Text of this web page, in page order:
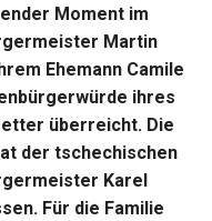
Moment im
Martin
Ehemann Camile
ihres
überreicht. Die
der tschechischen
Karel
Für die Familie